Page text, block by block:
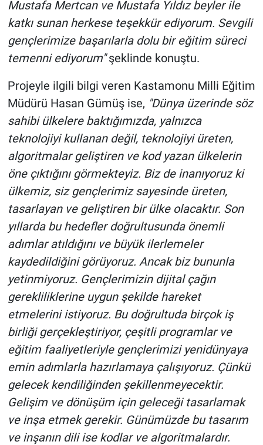
Mustafa Mertcan ve Mustafa Yıldız beyler ile
katkı sunan herkese teşekkür ediyorum. Sevgili
gençlerimize başarılarla dolu bir eğitim süreci
temenni ediyorum"şeklinde konuştu.
Projeyle ilgili bilgi veren Kastamonu Milli Eğitim
Müdürü Hasan Gümüş ise, "Dünya üzerinde söz
sahibi ülkelere baktığımızda, yalnızca
teknolojiyi kullanan değil, teknolojiyi üreten,
algoritmalar geliştiren ve kod yazan ülkelerin
öne çıktığını görmekteyiz. Biz de inanıyoruz ki
ülkemiz, siz gençlerimiz sayesinde üreten,
tasarlayan ve geliştiren bir ülke olacaktır. Son
yıllarda bu hedefler doğrultusunda önemli
adımlar atıldığını ve büyük ilerlemeler
kaydedildiğini görüyoruz. Ancak biz bununla
yetinmiyoruz. Gençlerimizin dijital çağın
gerekliliklerine uygun şekilde hareket
etmelerini istiyoruz. Bu doğrultuda birçok iş
birliği gerçekleştiriyor, çeşitli programlar ve
eğitim faaliyetleriyle gençlerimizi yenidünyaya
emin adımlarla hazırlamaya çalışıyoruz. Çünkü
gelecek kendiliğinden şekillenmeyecektir.
Gelişim ve dönüşüm için geleceği tasarlamak
ve inşa etmek gerekir. Günümüzde bu tasarım
ve inşanın dili ise kodlar ve algoritmalardır.